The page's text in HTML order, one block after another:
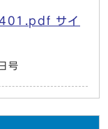
サイ
号